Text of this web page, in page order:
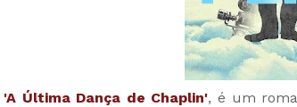
'A Última Dança de Chaplin', é um